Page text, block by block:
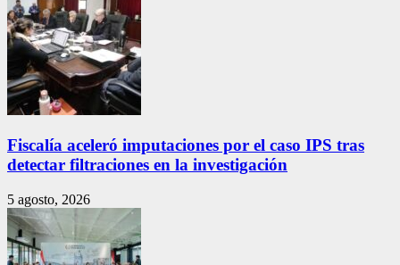
Fiscalía aceleró imputaciones por el caso IPS tras
detectar filtraciones en la investigación
5 agosto, 2026